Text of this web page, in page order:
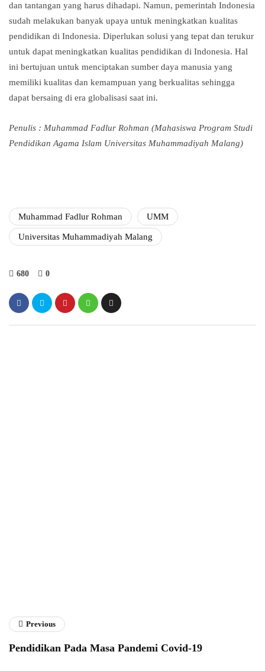
dan tantangan yang harus dihadapi. Namun, pemerintah Indonesia
sudah melakukan banyak upaya untuk meningkatkan kualitas
pendidikan di Indonesia. Diperlukan solusi yang tepat dan terukur
untuk dapat meningkatkan kualitas pendidikan di Indonesia. Hal
ini bertujuan untuk menciptakan sumber daya manusia yang
memiliki kualitas dan kemampuan yang berkualitas sehingga
dapat bersaing di era globalisasi saat ini.
Penulis : Muhammad Fadlur Rohman (Mahasiswa Program Studi
Pendidikan Agama Islam Universitas Muhammadiyah Malang)
Muhammad Fadlur Rohman UMM
Universitas Muhammadiyah Malang
680 0
Previous
Pendidikan Pada Masa Pandemi Covid-19